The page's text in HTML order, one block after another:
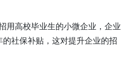
用高校毕业生的小微企业，企业
社保补贴，这对提升企业的招